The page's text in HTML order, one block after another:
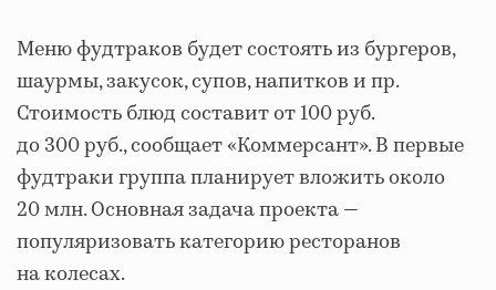
Меню фудтраков будет состоять из бургеров,
шаурмы, закусок, супов, напитков и пр.
Стоимость блюд составит от 100 руб.
до 300 руб., сообщает «Коммерсант». В первые
фудтраки группа планирует вложить около
20 млн. Основная задача проекта —
популяризовать категорию ресторанов
на колесах.